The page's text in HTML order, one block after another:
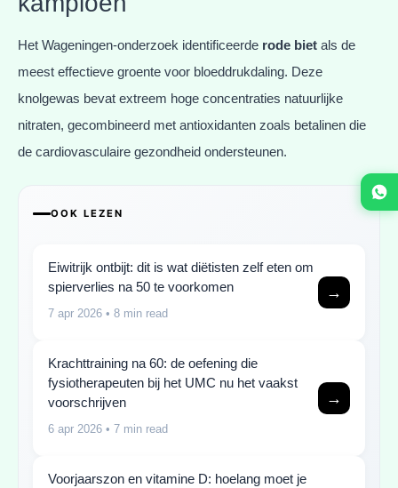
Het Wageningen-onderzoek identificeerde rode biet als de
meest effectieve groente voor bloeddrukdaling. Deze
knolgewas bevat extreem hoge concentraties natuurlijke
nitraten, gecombineerd met antioxidanten zoals betalinen die
de cardiovasculaire gezondheid ondersteunen.
OOK LEZEN
Eiwitrijk ontbijt: dit is wat diëtisten zelf eten om
spierverlies na 50 te voorkomen
7 apr 2026 • 8 min read
→
Krachttraining na 60: de oefening die
fysiotherapeuten bij het UMC nu het vaakst
voorschrijven
6 apr 2026 • 7 min read
→
Voorjaarszon en vitamine D: hoelang moet je